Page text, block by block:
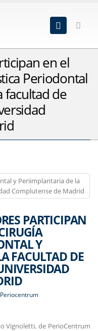
en el
Periodontal
facultad de
PARTICIPAN
Y
FACULTAD DE
Vignoletti, de PerioCentrum